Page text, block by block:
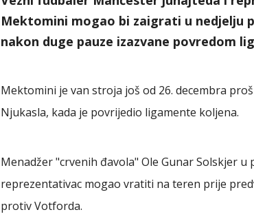
Mektomini mogao bi zaigrati u nedjelju
nakon duge pauze izazvane povredom
Mektomini je van stroja još od 26. decembra
Njukasla, kada je povrijedio ligamente koljena.
Menadžer "crvenih đavola" Ole Gunar Solskjer u
reprezentativac mogao vratiti na teren prije
protiv Votforda.